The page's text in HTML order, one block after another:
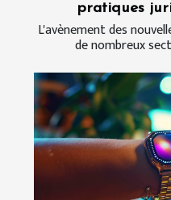
pratiques
L'avènement des
de nombreux